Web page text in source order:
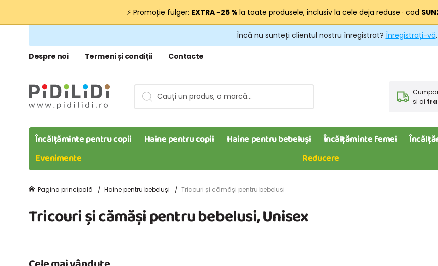
⚡ Promoție fulger: EXTRA −25 % la toate produsele, inclusiv la cele deja reduse · cod
Încă nu sunteți clientul nostru înregistrat? Înregistrați-vă.
Despre noi Termeni și condiții Contacte
si ai
Încălțăminte pentru copii Haine pentru copii Haine pentru bebeluși Încălțăminte femei
Evenimente
Reducere
Pagina principală Haine pentru bebeluși Tricouri și cămăși pentru bebelusi
Tricouri și cămăși pentru bebelusi, Unisex